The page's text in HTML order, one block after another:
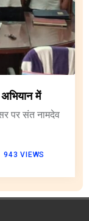
अभियान में
पर संत नामदेव
943 VIEWS